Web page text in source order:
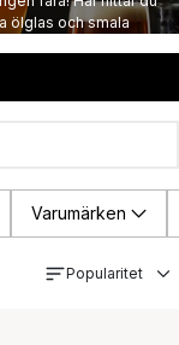
ölglas och smala
Varumärken
Popularitet